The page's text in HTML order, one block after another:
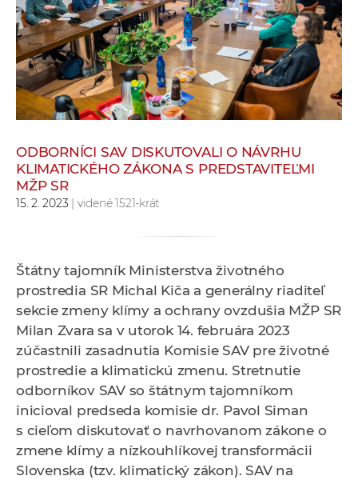
e
v
p
r
a
v
n
h
a
r
a
o
v
n
ODBORNÍCI SAV DISKUTOVALI O NÁVRHU
KLIMATICKÉHO ZÁKONA S PREDSTAVITEĽMI
MŽP SR
15. 2. 2023 | videné 1521-krát
Štátny tajomník Ministerstva životného
prostredia SR Michal Kiča a generálny riaditeľ
sekcie zmeny klímy a ochrany ovzdušia MŽP SR
Milan Zvara sa v utorok 14. februára 2023
zúčastnili zasadnutia Komisie SAV pre životné
prostredie a klimatickú zmenu. Stretnutie
odborníkov SAV so štátnym tajomníkom
inicioval predseda komisie dr. Pavol Siman
s cieľom diskutovať o navrhovanomzákone o
zmene klímy a nízkouhlíkovej transformácii
Slovenska (tzv. klimatický zákon). SAV na